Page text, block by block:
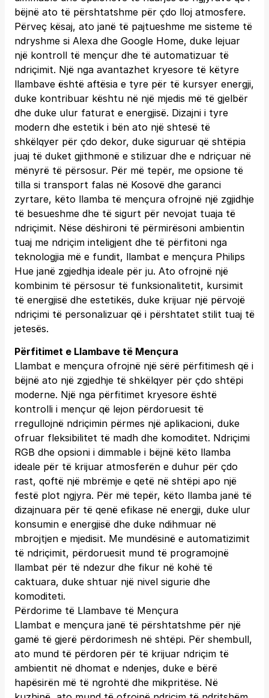
bëjnë ato të përshtatshme për çdo lloj atmosfere.
Përveç kësaj, ato janë të pajtueshme me sisteme të
ndryshme si Alexa dhe Google Home, duke lejuar
një kontroll të mençur dhe të automatizuar të
ndriçimit. Një nga avantazhet kryesore të këtyre
llambave është aftësia e tyre për të kursyer energji,
duke kontribuar kështu në një mjedis më të gjelbër
dhe duke ulur faturat e energjisë. Dizajni i tyre
modern dhe estetik i bën ato një shtesë të
shkëlqyer për çdo dekor, duke siguruar që shtëpia
juaj të duket gjithmonë e stilizuar dhe e ndriçuar në
mënyrë të përsosur. Për më tepër, me opsione të
tilla si transport falas në Kosovë dhe garanci
zyrtare, këto llamba të mençura ofrojnë një zgjidhje
të besueshme dhe të sigurt për nevojat tuaja të
ndriçimit. Nëse dëshironi të përmirësoni ambientin
tuaj me ndriçim inteligjent dhe të përfitoni nga
teknologjia më e fundit, llambat e mençura Philips
Hue janë zgjedhja ideale për ju. Ato ofrojnë një
kombinim të përsosur të funksionalitetit, kursimit
të energjisë dhe estetikës, duke krijuar një përvojë
ndriçimi të personalizuar që i përshtatet stilit tuaj të
jetesës.
Përfitimet e Llambave të Mençura
Llambat e mençura ofrojnë një sërë përfitimesh që i
bëjnë ato një zgjedhje të shkëlqyer për çdo shtëpi
moderne. Një nga përfitimet kryesore është
kontrolli i mençur që lejon përdoruesit të
rregullojnë ndriçimin përmes një aplikacioni, duke
ofruar fleksibilitet të madh dhe komoditet. Ndriçimi
RGB dhe opsioni i dimmable i bëjnë këto llamba
ideale për të krijuar atmosferën e duhur për çdo
rast, qoftë një mbrëmje e qetë në shtëpi apo një
festë plot ngjyra. Për më tepër, këto llamba janë të
dizajnuara për të qenë efikase në energji, duke ulur
konsumin e energjisë dhe duke ndihmuar në
mbrojtjen e mjedisit. Me mundësinë e automatizimit
të ndriçimit, përdoruesit mund të programojnë
llambat për të ndezur dhe fikur në kohë të
caktuara, duke shtuar një nivel sigurie dhe
komoditeti.
Përdorime të Llambave të Mençura
Llambat e mençura janë të përshtatshme për një
gamë të gjerë përdorimesh në shtëpi. Për shembull,
ato mund të përdoren për të krijuar ndriçim të
ambientit në dhomat e ndenjes, duke e bërë
hapësirën më të ngrohtë dhe mikpritëse. Në